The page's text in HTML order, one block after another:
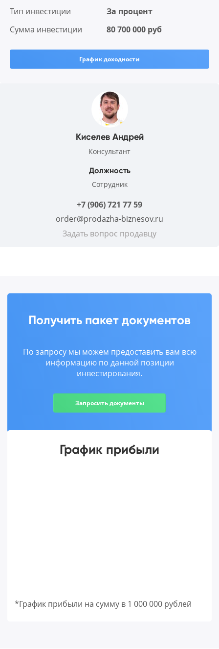
Тип инвестиции
За процент
Сумма инвестиции
80 700 000 руб
График доходности
Киселев Андрей
Консультант
Должность
Сотрудник
+7 (906) 721 77 59
order@prodazha-biznesov.ru
Задать вопрос продавцу
Получить пакет документов
По запросу мы можем предоставить вам всю
информацию по данной позиции
инвестирования.
Запросить документы
График прибыли
*График прибыли на сумму в 1 000 000 рублей